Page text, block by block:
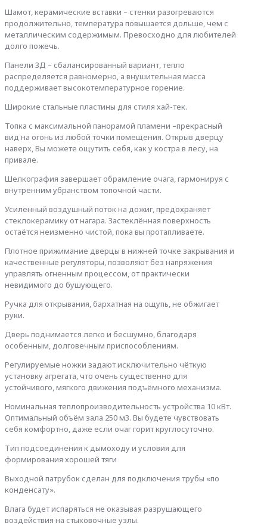
Шамот, керамические вставки – стенки разогреваются
продолжительно, температура повышается дольше, чем с
металлическим содержимым. Превосходно для любителей
долго пожечь.
Панели 3Д – сбалансированный вариант, тепло
распределяется равномерно, а внушительная масса
поддерживает высокотемпературное горение.
Широкие стальные пластины для стиля хай-тек.
Топка с максимальной панорамой пламени –прекрасный
вид на огонь из любой точки помещения. Открыв дверцу
наверх, Вы можете ощутить себя, как у костра в лесу, на
привале.
Шелкография завершает обрамление очага, гармонируя с
внутренним убранством топочной части.
Усиленный воздушный поток на дожиг, предохраняет
стеклокерамику от нагара. Застеклённая поверхность
остаётся неизменно чистой, пока вы протапливаете.
Плотное прижимание дверцы в нижней точке закрывания и
качественные регуляторы, позволяют без напряжения
управлять огненным процессом, от практически
невидимого до бушующего.
Ручка для открывания, бархатная на ощупь, не обжигает
руки.
Дверь поднимается легко и бесшумно, благодаря
особенным, долговечным приспособлениям.
Регулируемые ножки задают исключительно чёткую
установку агрегата, что очень существенно для
устойчивого, мягкого движения подъёмного механизма.
Номинальная теплопроизводительность устройства 10 кВт.
Оптимальный объём зала 250 м3. Вы будете чувствовать
себя комфортно, даже если очаг горит круглосуточно.
Тип подсоединения к дымоходу и условия для
формирования хорошей тяги
Выходной патрубок сделан для подключения трубы «по
конденсату».
Влага будет испаряться не оказывая разрушающего
воздействия на стыковочные узлы.